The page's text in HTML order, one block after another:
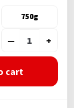
750g
— +
cart